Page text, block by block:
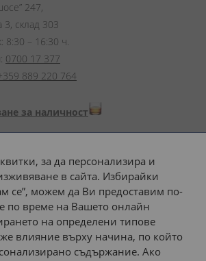
247,
3, склад 303
8:30 – 16:30 ч.
0700 17 377
889 220 764
за наличност
Начини на плащане:
Доставка до адрес с:
или
наш транспорт
за да персонализира и
в сайта. Избирайки
се”, можем да Ви предоставим по-
по време на Вашето онлайн
на определени типове
влияние върху начина, по който
съдържание. Ако